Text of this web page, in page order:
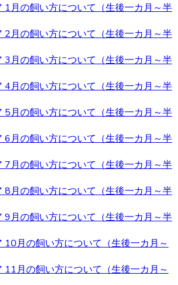
と言う場所が由来とされています。
びランカシャー地方で製粉工や織物
に飼われ、ネズミ捕りの役割を担っ
発で警戒心が強いのもテリアの特徴
テリアの育成・販売のことなら、ベベ
わせください。
ケアもしっかり行っております。購
と、心配なことがございましたらお
ださい。初めてヨークシャーテリア
、安心してご利用いただけます。 ご
い合わせ下さい。
際、男の子と女の子で迷うことがあ
ていないようであればそれほどこど
でしょう。 それぞれの注意点とし
識があるのでマーキングをすること
は避妊手術をしないと発情期に血が
1月の飼い方について（生後一カ月～半
2月の飼い方について（生後一カ月～半
3月の飼い方について（生後一カ月～半
4月の飼い方について（生後一カ月～半
5月の飼い方について（生後一カ月～半
6月の飼い方について（生後一カ月～半
7月の飼い方について（生後一カ月～半
8月の飼い方について（生後一カ月～半
9月の飼い方について（生後一カ月～半
10月の飼い方について（生後一カ月～
11月の飼い方について（生後一カ月～